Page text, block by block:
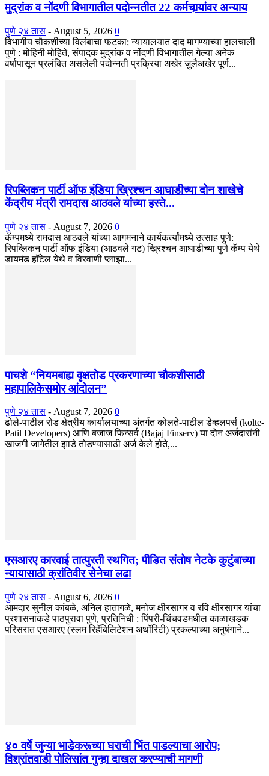
मुद्रांक व नोंदणी विभागातील पदोन्नतीत 22 कर्मचार्‍यांवर अन्याय
पुणे २४ तास - August 5, 2026 0
विभागीय चौकशीच्या विलंबाचा फटका; न्यायालयात दाद मागण्याच्या हालचाली
पुणे : मोहिनी मोहिते, संपादक मुद्रांक व नोंदणी विभागातील गेल्या अनेक
वर्षांपासून प्रलंबित असलेली पदोन्नती प्रक्रिया अखेर जुलैअखेर पूर्ण...
रिपब्लिकन पार्टी ऑफ इंडिया ख्रिश्चन आघाडीच्या दोन शाखेचे
केंद्रीय मंत्री रामदास आठवले यांच्या हस्ते...
पुणे २४ तास - August 7, 2026 0
कॅम्पमध्ये रामदास आठवले यांच्या आगमनाने कार्यकर्त्यांमध्ये उत्साह पुणे:
रिपब्लिकन पार्टी ऑफ इंडिया (आठवले गट) ख्रिश्चन आघाडीच्या पुणे कॅम्प येथे
डायमंड हॉटेल येथे व विरवाणी प्लाझा...
पाचशे “नियमबाह्य वृक्षतोड प्रकरणाच्या चौकशीसाठी
महापालिकेसमोर आंदोलन”
पुणे २४ तास - August 7, 2026 0
ढोले-पाटील रोड क्षेत्रीय कार्यालयाच्या अंतर्गत कोलते-पाटील डेव्हलपर्स (kolte-
Patil Developers) आणि बजाज फिन्सर्व (Bajaj Finserv) या दोन अर्जदारांनी
खाजगी जागेतील झाडे तोडण्यासाठी अर्ज केले होते,...
एसआरए कारवाई तात्पुरती स्थगित; पीडित संतोष नेटके कुटुंबाच्या
न्यायासाठी क्रांतिवीर सेनेचा लढा
पुणे २४ तास - August 6, 2026 0
आमदार सुनील कांबळे, अनिल हातागळे, मनोज क्षीरसागर व रवि क्षीरसागर यांचा
प्रशासनाकडे पाठपुरावा पुणे, प्रतिनिधी : पिंपरी-चिंचवडमधील काळाखडक
परिसरात एसआरए (स्लम रिहॅबिलिटेशन अथॉरिटी) प्रकल्पाच्या अनुषंगाने...
४० वर्षे जुन्या भाडेकरूच्या घराची भिंत पाडल्याचा आरोप;
विश्रांतवाडी पोलिसांत गुन्हा दाखल करण्याची मागणी